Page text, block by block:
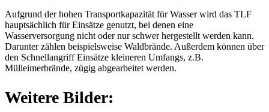
Aufgrund der hohen Transportkapazität für Wasser wird das TLF
hauptsächlich für Einsätze genutzt, bei denen eine
Wasserversorgung nicht oder nur schwer hergestellt werden kann.
Darunter zählen beispielsweise Waldbrände. Außerdem können über
den Schnellangriff Einsätze kleineren Umfangs, z.B.
Mülleimerbrände, zügig abgearbeitet werden.
Weitere Bilder: